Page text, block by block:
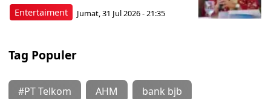
Entertaiment Jumat, 31 Jul 2026 - 21:35
Tag Populer
#PT Telkom AHM bank bjb